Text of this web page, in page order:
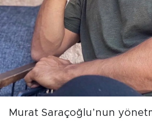
Murat Saraçoğlu’nun